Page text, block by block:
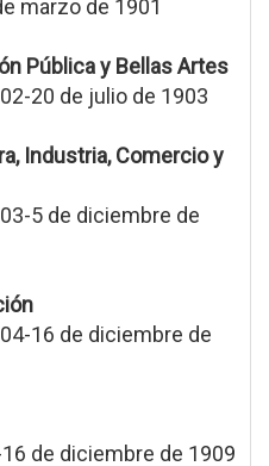
marzo de 1901
Pública y Bellas Artes
20 de julio de 1903
Industria, Comercio y
5 de diciembre de
16 de diciembre de
de diciembre de 1909